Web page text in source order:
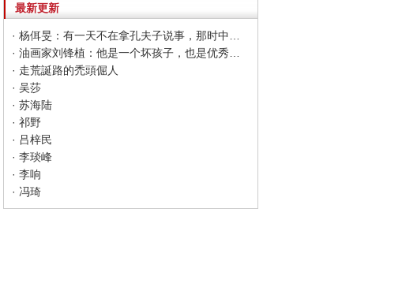
最新更新
· 走荒誕路的禿頭倔人
· 吴莎
· 苏海陆
· 祁野
· 吕梓民
· 李琰峰
· 李响
· 冯琦